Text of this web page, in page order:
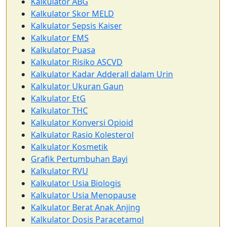
Kalkulator Skor MELD
Kalkulator Sepsis Kaiser
Kalkulator EMS
Kalkulator Puasa
Kalkulator Risiko ASCVD
Kalkulator Kadar Adderall dalam Urin
Kalkulator Ukuran Gaun
Kalkulator EtG
Kalkulator THC
Kalkulator Konversi Opioid
Kalkulator Rasio Kolesterol
Kalkulator Kosmetik
Grafik Pertumbuhan Bayi
Kalkulator RVU
Kalkulator Usia Biologis
Kalkulator Usia Menopause
Kalkulator Berat Anak Anjing
Kalkulator Dosis Paracetamol